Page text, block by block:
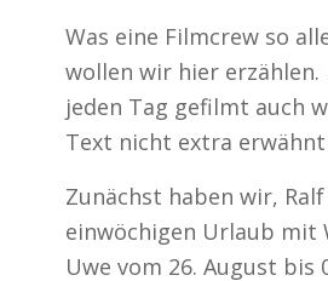
Was eine Filmcrew so
wollen wir hier
jeden Tag gefilmt auch
Text nicht extra
Zunächst haben wir,
einwöchigen Urlaub mit
Uwe vom 26. August bis